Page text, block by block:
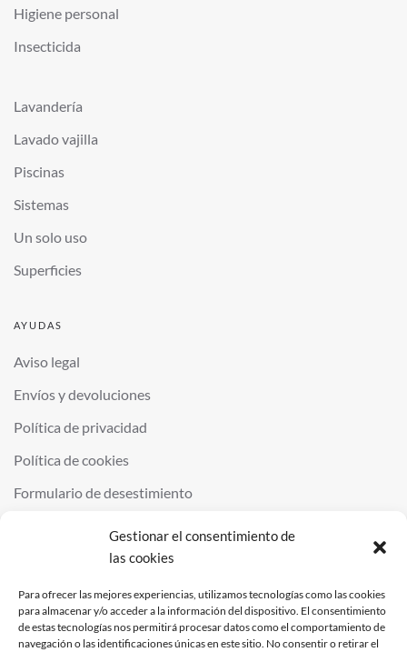
Gestionar el consentimiento de
las cookies
Para ofrecer las mejores experiencias, utilizamos tecnologías como las cookies
para almacenar y/o acceder a la información del dispositivo. El consentimiento
de estas tecnologías nos permitirá procesar datos como el comportamiento de
navegación o las identificaciones únicas en este sitio. No consentir o retirar el
Higiene personal
Insecticida
Lavandería
Lavado vajilla
Piscinas
Sistemas
Un solo uso
Superficies
AYUDAS
Aviso legal
Envíos y devoluciones
Política de privacidad
Política de cookies
Formulario de desestimiento
QUIMINOR SL. ALL RIGHTS RESERVED.